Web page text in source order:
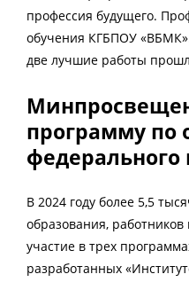
профессия будущего.
обучения КГБПОУ
две лучшие работы
программу по
федерального
В 2024 году более 5,5
образования,
участие в трех
разработанных